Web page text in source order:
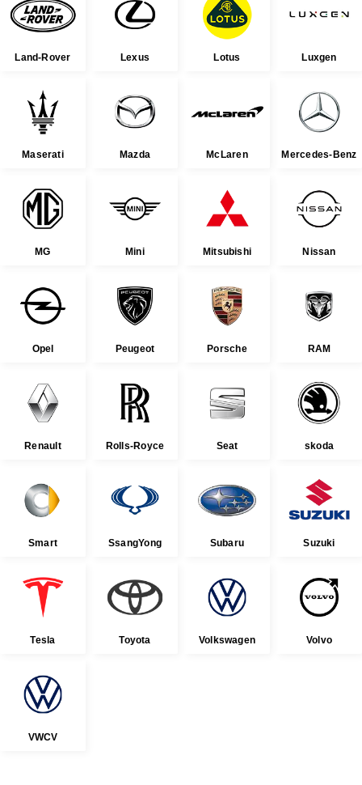
Land-Rover Lexus Lotus Luxgen
Maserati Mazda McLaren Mercedes-Benz
MG Mini Mitsubishi Nissan
Opel Peugeot Porsche RAM
Renault Rolls-Royce Seat skoda
Smart SsangYong Subaru Suzuki
Tesla Toyota Volkswagen Volvo
VWCV